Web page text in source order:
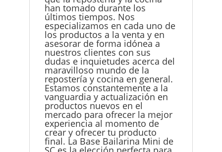
han tomado durante los
últimos tiempos. Nos
especializamos en cada uno de
los productos a la venta y en
asesorar de forma idónea a
nuestros clientes con sus
dudas e inquietudes acerca del
maravilloso mundo de la
repostería y cocina en general.
Estamos constantemente a la
vanguardia y actualización en
productos nuevos en el
mercado para ofrecer la mejor
experiencia al momento de
crear y ofrecer tu producto
final. La Base Bailarina Mini de